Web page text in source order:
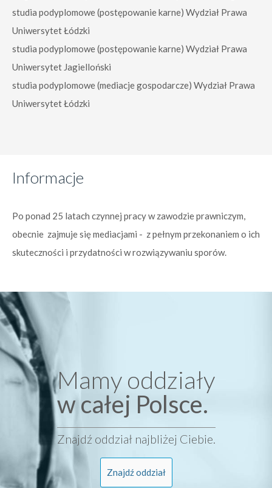
studia podyplomowe (postępowanie karne) Wydział Prawa
Uniwersytet Łódzki
studia podyplomowe (postępowanie karne) Wydział Prawa
Uniwersytet Jagielloński
studia podyplomowe (mediacje gospodarcze) Wydział Prawa
Uniwersytet Łódzki
Informacje
Po ponad 25 latach czynnej pracy w zawodzie prawniczym,
obecnie zajmuje się mediacjami - z pełnym przekonaniem o ich
skuteczności i przydatności w rozwiązywaniu sporów.
Mamy oddziały
w całej Polsce.
Znajdź oddział najbliżej Ciebie.
Znajdź oddział